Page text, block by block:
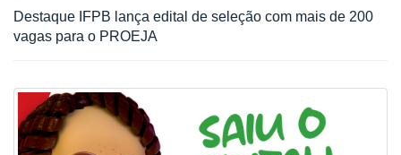
Destaque IFPB lança edital de seleção com mais de 200
vagas para o PROEJA